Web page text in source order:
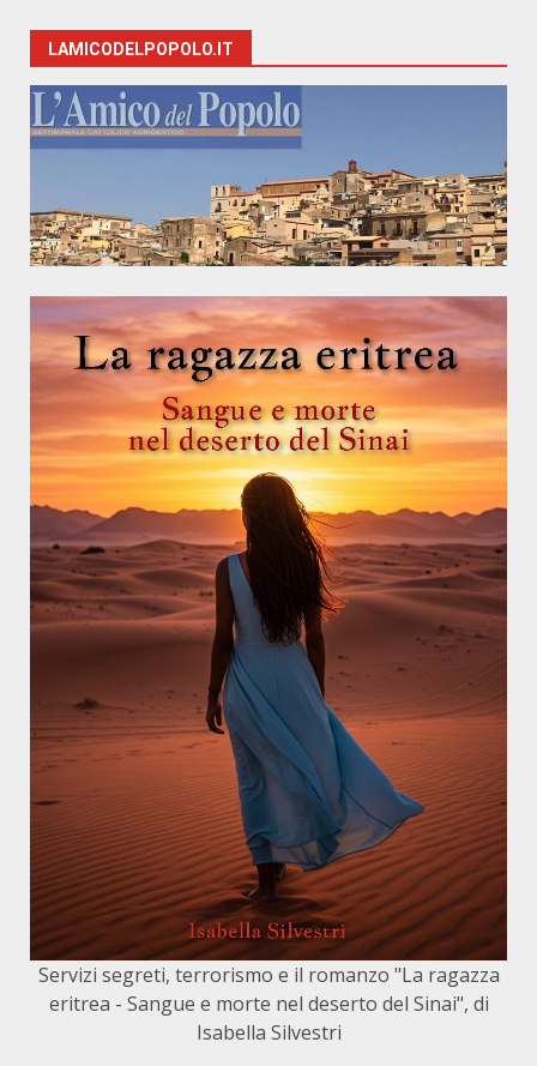
LAMICODELPOPOLO.IT
Servizi segreti, terrorismo e il romanzo "La ragazza
eritrea - Sangue e morte nel deserto del Sinai", di
Isabella Silvestri